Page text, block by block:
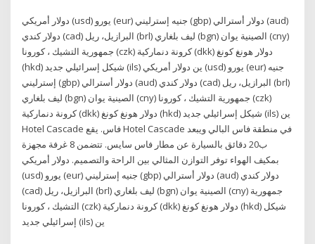
دولار أمريكي (usd) يورو (eur) جنيه إسترليني (gbp) دولار أسترالي (aud)
دولار كندي (cad) البرازيل، ريل (brl) ليف بلغاري (bgn) الصينية يوان (cny)
جمهورية التشيك ، كورونا (czk) كرونة دنماركية (dkk) دولار هونغ كونغ
(hkd) شيكل إسرائيلي جديد (ils) ين دولار أمريكي (usd) يورو (eur) جنيه
إسترليني (gbp) دولار أسترالي (aud) دولار كندي (cad) البرازيل، ريل (brl)
ليف بلغاري (bgn) الصينية يوان (cny) جمهورية التشيك ، كورونا (czk)
كرونة دنماركية (dkk) دولار هونغ كونغ (hkd) شيكل إسرائيلي جديد (ils) ين
Hotel Cascade فاس. يقع Hotel Cascade في منطقة فاس البالي ويبعد
ب20 دقائق بالسيارة عن مطار فاس سايس. تتضمن 8 غرفة مجهزة
بمكيف الهواء توفر التوازن المثالي بين الراحة والتصميم. دولار أمريكي
(usd) يورو (eur) جنيه إسترليني (gbp) دولار أسترالي (aud) دولار كندي
(cad) البرازيل، ريل (brl) ليف بلغاري (bgn) الصينية يوان (cny) جمهورية
التشيك ، كورونا (czk) كرونة دنماركية (dkk) دولار هونغ كونغ (hkd) شيكل
إسرائيلي جديد (ils) ين